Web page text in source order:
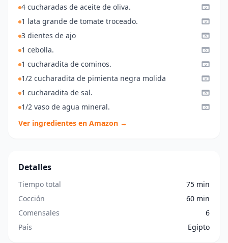
4 cucharadas de aceite de oliva.
1 lata grande de tomate troceado.
3 dientes de ajo
1 cebolla.
1 cucharadita de cominos.
1/2 cucharadita de pimienta negra molida
1 cucharadita de sal.
1/2 vaso de agua mineral.
Ver ingredientes en Amazon →
Detalles
Tiempo total
75 min
Cocción
60 min
Comensales
6
País
Egipto